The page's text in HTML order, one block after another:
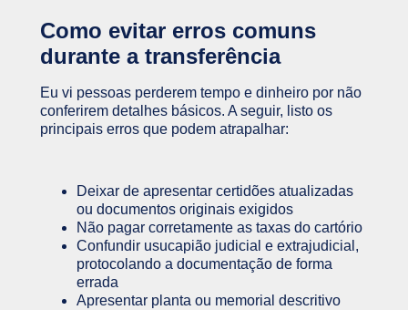
Como evitar erros comuns
durante a transferência
Eu vi pessoas perderem tempo e dinheiro por não
conferirem detalhes básicos. A seguir, listo os
principais erros que podem atrapalhar:
Deixar de apresentar certidões atualizadas
ou documentos originais exigidos
Não pagar corretamente as taxas do cartório
Confundir usucapião judicial e extrajudicial,
protocolando a documentação de forma
errada
Apresentar planta ou memorial descritivo